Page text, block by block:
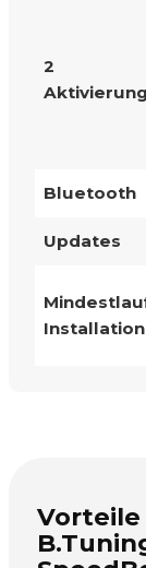
2
Bluetooth
Updates
Installation